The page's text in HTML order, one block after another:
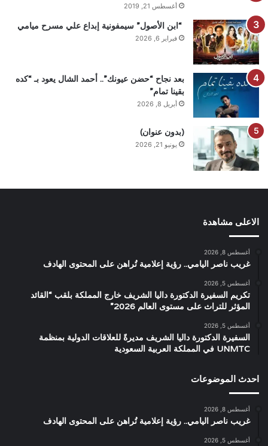
أغسطس 21, 2019
“ابن الأصول” سيمفونية إبداع علي مسرح ميامي
فبراير 6, 2026
بعد نجاح “حضن عيونك”.. أحمد الشال يعود بـ “كده
بقينا تمام”
أبريل 8, 2026
(بدون عنوان)
يونيو 21, 2026
الاعلى مشاهدة
أغسطس 8, 2026
غريب ناصر اليامي.. رؤية إعلامية تُراهن على المحتوى الهادف
أغسطس 5, 2026
تكريم السفيرة الدكتورة داليا الشريف خارج المملكة بلقب “القائد
المؤثر للتراث على مستوى العالم 2026”
أغسطس 5, 2026
السفيرة الدكتورة داليا الشريف مديرةً للعلاقات الدولية بمنظمة
UNMTC في المملكة العربية السعودية
احدث الموضوعات
أغسطس 8, 2026
غريب ناصر اليامي.. رؤية إعلامية تُراهن على المحتوى الهادف
أغسطس 5, 2026